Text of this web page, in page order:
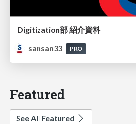
Digitization部 紹介資料
sansan33
PRO
Featured
See All Featured